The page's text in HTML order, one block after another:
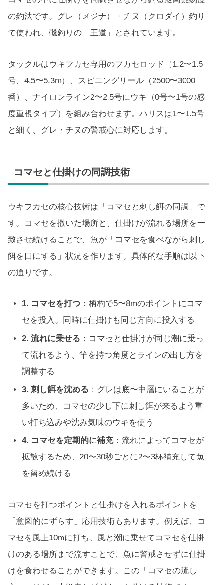
の釣法です。グレ（メジナ）・チヌ（クロダイ）釣り
で使われ、磯釣りの「王道」とされています。
タックルはウキフカセ専用のフカセロッド（1.2〜1.5
号、4.5〜5.3m）、スピニングリール（2500〜3000
番）、ナイロンライン2〜2.5号にウキ（0号〜1号の感
度重視タイプ）を組み合わせます。ハリスは1〜1.5号
と細く、グレ・チヌの警戒心に対応します。
コマセと仕掛けの同調技術
ウキフカセの核心技術は「コマセと刺し餌の同調」で
す。コマセを撒いた場所と、仕掛けが流れる場所を一
致させ続けることで、魚が「コマセを食べながら刺し
餌を口にする」状況を作ります。具体的な手順は以下
の通りです。
1. コマセを打つ ：柄杓で5〜8mのポイントにコマ
セを投入。同時に仕掛けも同じ方向に投入する
2. 流れに乗せる ：コマセと仕掛けが同じ潮に乗っ
て流れるよう、竿を持つ角度とラインの出し方を
調整する
3. 刺し餌を沈める ：グレは底〜中層にいることが
多いため、コマセの少し下に刺し餌が来るよう重
い打ち込みや沈み気味のウキを使う
4. コマセを定期的に補充：流れによってコマセが
拡散するため、20〜30秒ごとに2〜3杯補充して魚
を留め続ける
コマセを打つポイントと仕掛けを入れるポイントを
「意図的にずらす」応用技術もあります。例えば、コ
マセを風上10mに打ち、風と潮に乗せてコマセを仕掛
けのある場所まで流すことで、魚に警戒させずに仕掛
けを食わせることができます。この「コマセの流し